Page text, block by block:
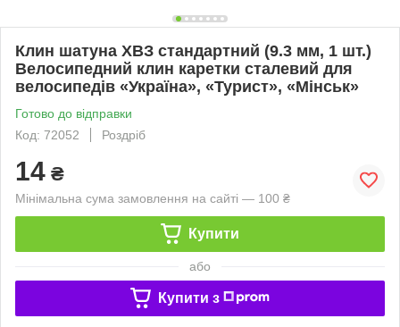
Клин шатуна ХВЗ стандартний (9.3 мм, 1 шт.)
Велосипедний клин каретки сталевий для
велосипедів «Україна», «Турист», «Мінськ»
Готово до відправки
Код: 72052
Роздріб
14 ₴
Мінімальна сума замовлення на сайті — 100 ₴
Купити
або
Купити з